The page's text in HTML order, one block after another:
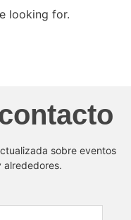
looking for.
sobre eventos
alrededores.